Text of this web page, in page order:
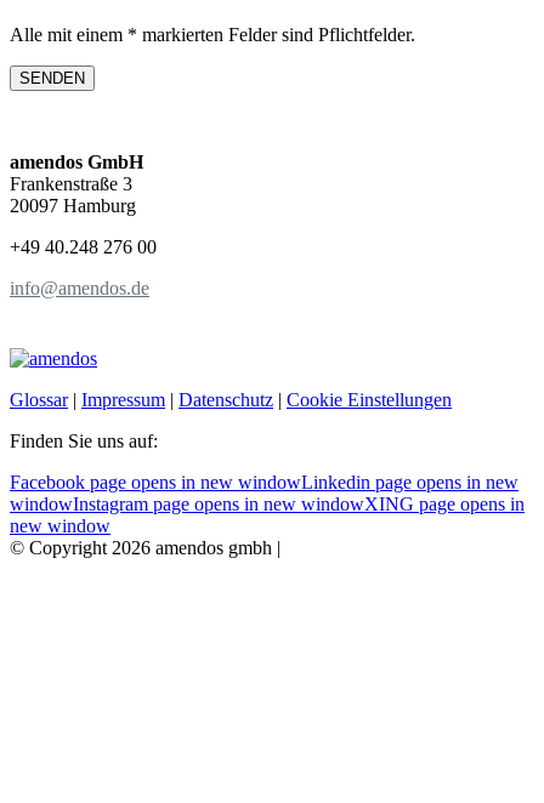
Alle mit einem * markierten Felder sind Pflichtfelder.
amendos GmbH
Frankenstraße 3
20097 Hamburg
+49 40.248 276 00
info@amendos.de
Glossar| Impressum | Datenschutz | Cookie Einstellungen
Finden Sie uns auf:
Facebook page opens in new windowLinkedin page opens in new
windowInstagram page opens in new windowXING page opens in
new window
© Copyright 2026 amendos gmbh |